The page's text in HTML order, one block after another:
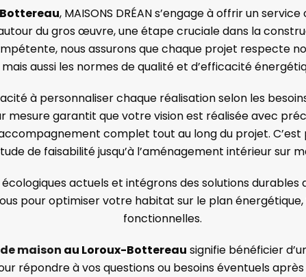
, MAISONS DRÉAN s’engage à offrir un
du gros œuvre, une étape cruciale dans la
nous assurons que chaque projet respecte
mais aussi les normes de qualité et d’efficacité
à personnaliser chaque réalisation selon les
garantit que votre vision est réalisée avec
complet tout au long du projet.
de faisabilité jusqu’à l’aménagement intérieur sur
actuels et intégrons des solutions
pour optimiser votre habitat sur le plan
fonctionnelles.
maison au Loroux-Bottereau signifie bénéficier
répondre à vos questions ou besoins éventuels